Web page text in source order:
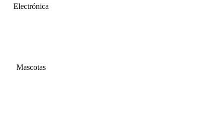
Electrónica
Mascotas